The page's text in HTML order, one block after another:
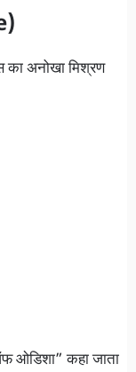
अनोखा मिश्रण
ओडिशा” कहा जाता